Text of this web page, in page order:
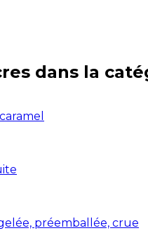
dans la
préemballée, crue